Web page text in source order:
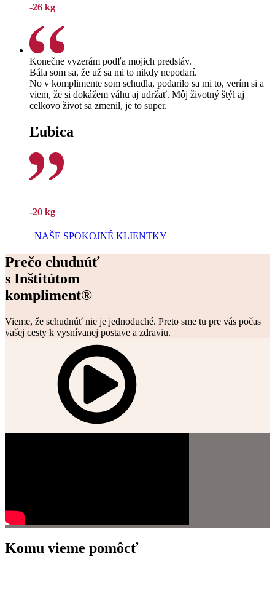
-26 kg
Konečne vyzerám podľa mojich predstáv.
Bála som sa, že už sa mi to nikdy nepodarí.
No v komplimente som schudla, podarilo sa mi to, verím si a
viem, že si dokážem váhu aj udržať. Môj životný štýl aj
celkovo život sa zmenil, je to super.
Ľubica
-20 kg
NAŠE SPOKOJNÉ KLIENTKY
Prečo chudnúť
s Inštitútom
kompliment®
Vieme, že schudnúť nie je jednoduché. Preto sme tu pre vás počas
vašej cesty k vysnívanej postave a zdraviu.
Komu vieme pomôcť